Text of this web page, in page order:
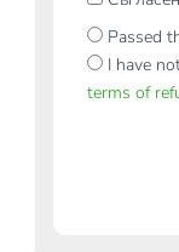
Passed
I have
terms of